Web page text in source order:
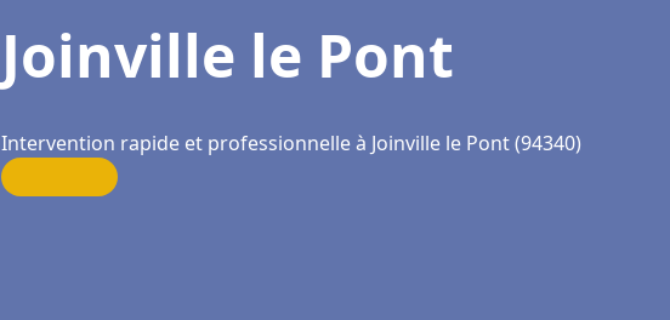
Joinville le Pont
Intervention rapide et professionnelle à Joinville le Pont (94340)